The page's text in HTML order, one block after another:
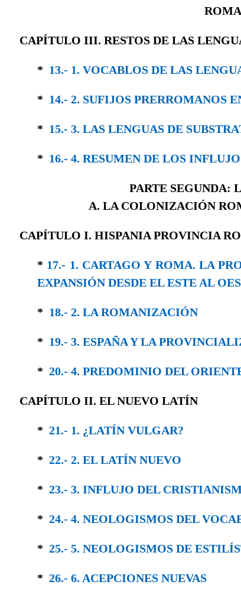
CAPÍTULO III. RESTOS DE LAS
* 13.- 1. VOCABLOS DE LAS
* 14.- 2. SUFIJOS PRERROMANOS
* 15.- 3. LAS LENGUAS DE
* 16.- 4. RESUMEN DE LOS
PARTE SEGUNDA:
A. LA COLONIZACIÓN
CAPÍTULO I. HISPANIA PROVINCIA
* 17.- 1. CARTAGO Y ROMA. LA
EXPANSIÓN DESDE EL ESTE AL
* 18.- 2. LA ROMANIZACIÓN
* 19.- 3. ESPAÑA Y LA
* 20.- 4. PREDOMINIO DEL
CAPÍTULO II. EL NUEVO LATÍN
* 21.- 1. ¿LATÍN VULGAR?
* 22.- 2. EL LATÍN NUEVO
* 23.- 3. INFLUJO DEL
* 24.- 4. NEOLOGISMOS DEL
* 25.- 5. NEOLOGISMOS DE
* 26.- 6. ACEPCIONES NUEVAS